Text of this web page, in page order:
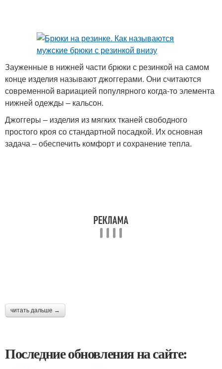
Зауженные в нижней части брюки с резинкой на самом
конце изделия называют джоггерами. Они считаются
современной вариацией популярного когда-то элемента
нижней одежды – кальсон.
Джоггеры – изделия из мягких тканей свободного
простого кроя со стандартной посадкой. Их основная
задача – обеспечить комфорт и сохранение тепла.
читать дальше →
Последние обновления на сайте: